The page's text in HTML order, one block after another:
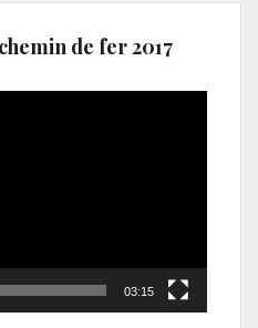
de fer 2017
03:15